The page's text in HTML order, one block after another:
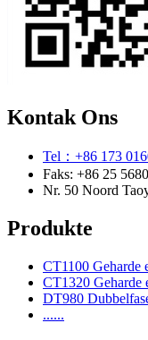
Kontak Ons
Tel：+86 173
Faks: +86 25
Nr. 50 Noord
Produkte
CT1100 Geharde
CT1320 Geharde
DT980
......